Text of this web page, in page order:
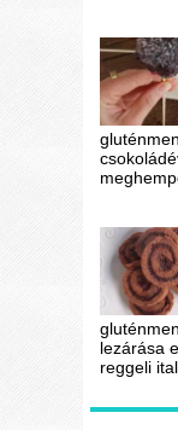
lezárása
reggeli